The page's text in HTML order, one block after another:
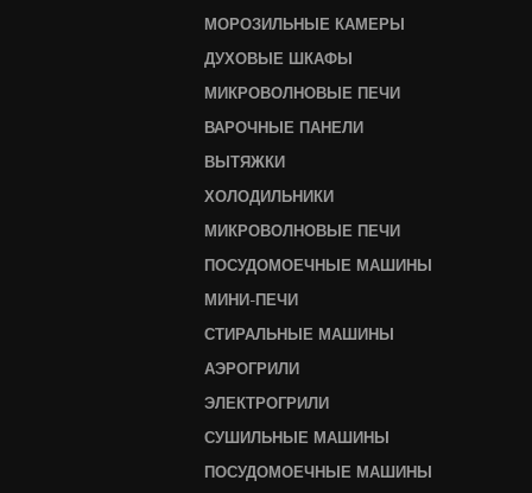
МОРОЗИЛЬНЫЕ КАМЕРЫ
ДУХОВЫЕ ШКАФЫ
МИКРОВОЛНОВЫЕ ПЕЧИ
ВАРОЧНЫЕ ПАНЕЛИ
ВЫТЯЖКИ
ХОЛОДИЛЬНИКИ
МИКРОВОЛНОВЫЕ ПЕЧИ
ПОСУДОМОЕЧНЫЕ МАШИНЫ
МИНИ-ПЕЧИ
СТИРАЛЬНЫЕ МАШИНЫ
АЭРОГРИЛИ
ЭЛЕКТРОГРИЛИ
СУШИЛЬНЫЕ МАШИНЫ
ПОСУДОМОЕЧНЫЕ МАШИНЫ